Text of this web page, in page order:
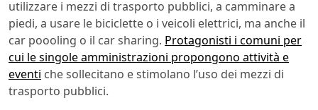
utilizzare i mezzi di trasporto pubblici, a camminare a
piedi, a usare le biciclette o i veicoli elettrici, ma anche il
car poooling o il car sharing. Protagonisti i comuni per
cui le singole amministrazioni propongono attività e
eventi che sollecitano e stimolano l’uso dei mezzi di
trasporto pubblici.